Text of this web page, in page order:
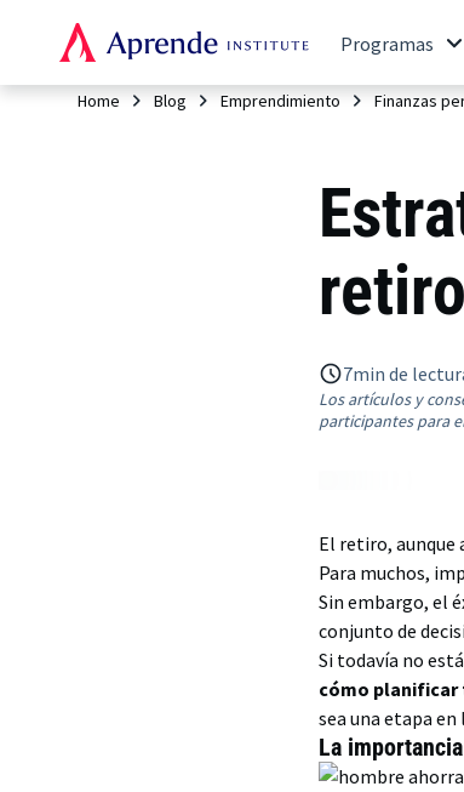
Programas
Home Blog Emprendimiento Finanzas
7min de
Los artículos y
participantes para
El retiro, aunque
Para muchos,
Sin embargo, el
conjunto de
Si todavía no
cómo
sea una etapa
La